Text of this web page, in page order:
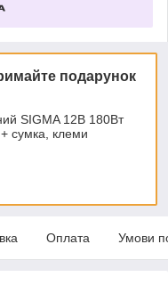
подарунок
SIGMA 12В 180Вт
сумка, клеми
Оплата Умови